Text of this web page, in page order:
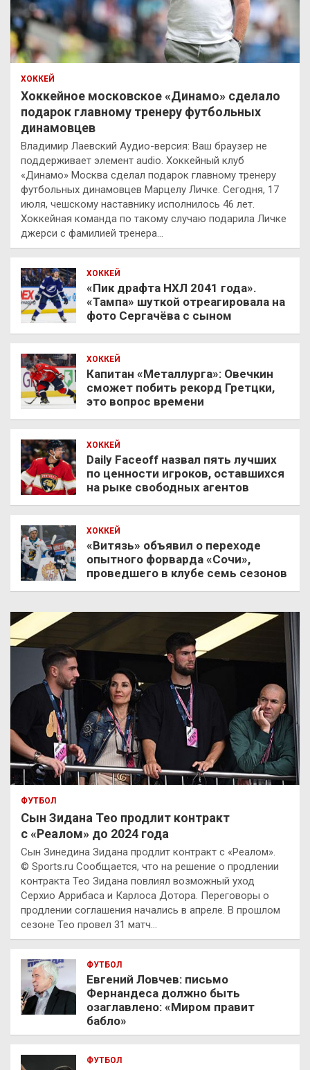
ХОККЕЙ
Хоккейное московское «Динамо» сделало
подарок главному тренеру футбольных
динамовцев
Владимир Лаевский Аудио-версия: Ваш браузер не
поддерживает элемент audio. Хоккейный клуб
«Динамо» Москва сделал подарок главному тренеру
футбольных динамовцев Марцелу Личке. Сегодня, 17
июля, чешскому наставнику исполнилось 46 лет.
Хоккейная команда по такому случаю подарила Личке
джерси с фамилией тренера…
ХОККЕЙ
«Пик драфта НХЛ 2041 года».
«Тампа» шуткой отреагировала на
фото Сергачёва с сыном
ХОККЕЙ
Капитан «Металлурга»: Овечкин
сможет побить рекорд Гретцки,
это вопрос времени
ХОККЕЙ
Daily Faceoff назвал пять лучших
по ценности игроков, оставшихся
на рыке свободных агентов
ХОККЕЙ
«Витязь» объявил о переходе
опытного форварда «Сочи»,
проведшего в клубе семь сезонов
ФУТБОЛ
Сын Зидана Тео продлит контракт
с «Реалом» до 2024 года
Сын Зинедина Зидана продлит контракт с «Реалом».
© Sports.ru Сообщается, что на решение о продлении
контракта Тео Зидана повлиял возможный уход
Серхио Аррибаса и Карлоса Дотора. Переговоры о
продлении соглашения начались в апреле. В прошлом
сезоне Тео провел 31 матч…
ФУТБОЛ
Евгений Ловчев: письмо
Фернандеса должно быть
озаглавлено: «Миром правит
бабло»
ФУТБОЛ